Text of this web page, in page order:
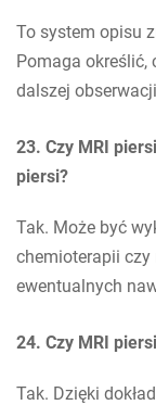
To system opisu
Pomaga określić,
dalszej
23. Czy MRI
piersi?
Tak. Może być
chemioterapii
ewentualnych
24. Czy MRI
Tak. Dzięki